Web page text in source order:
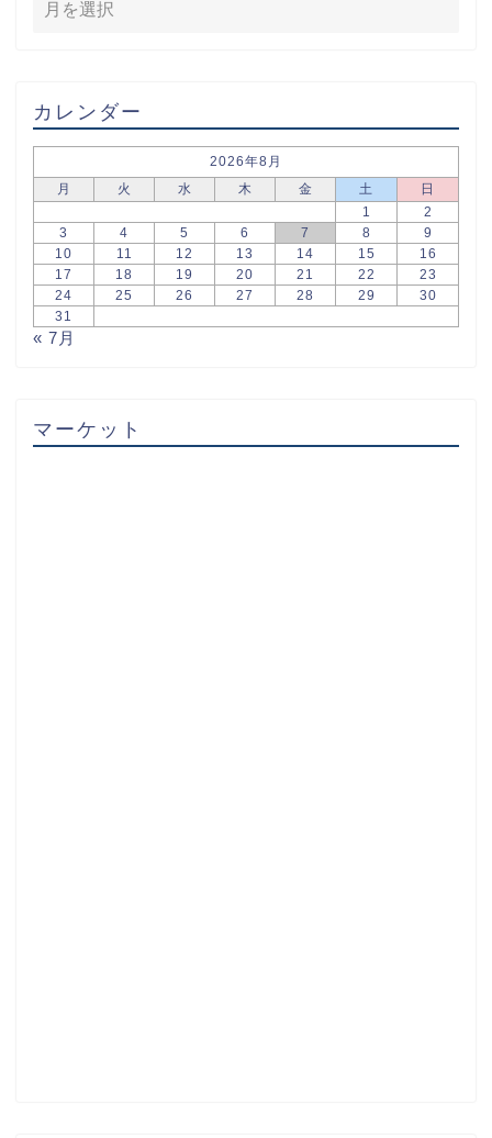
カレンダー
2026年8月
月
火 水 木 金 土
日
1
2
3
4 5 6 7 8
9
10
11 12 13 14 15
16
17
18 19 20 21 22
23
24
25 26 27 28 29
30
31
« 7月
マーケット